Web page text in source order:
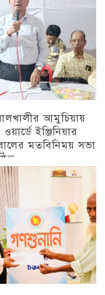
আমুচিয়ায়
ইঞ্জিনিয়ার
মতবিনিময় সভা